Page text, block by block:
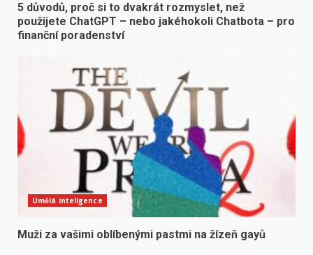
5 důvodů, proč si to dvakrát rozmyslet, než
použijete ChatGPT – nebo jakéhokoli Chatbota – pro
finanční poradenství
Umělá inteligence
Muži za vašimi oblíbenými pastmi na žízeň gayů